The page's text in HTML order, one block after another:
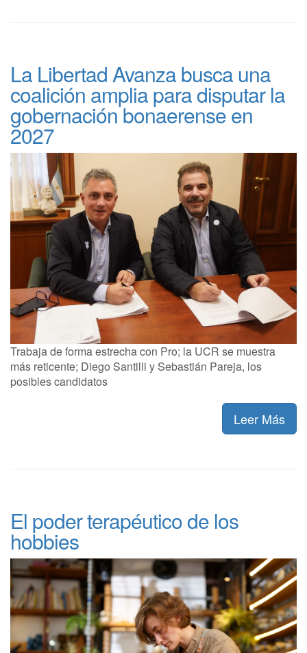
La Libertad Avanza busca una
coalición amplia para disputar la
gobernación bonaerense en
2027
Trabaja de forma estrecha con Pro; la UCR se muestra
más reticente; Diego Santilli y Sebastián Pareja, los
posibles candidatos
Leer Más
El poder terapéutico de los
hobbies